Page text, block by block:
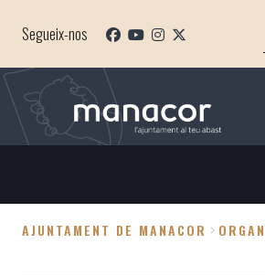
Segueix-nos
AJUNTAMENT DE MANACOR